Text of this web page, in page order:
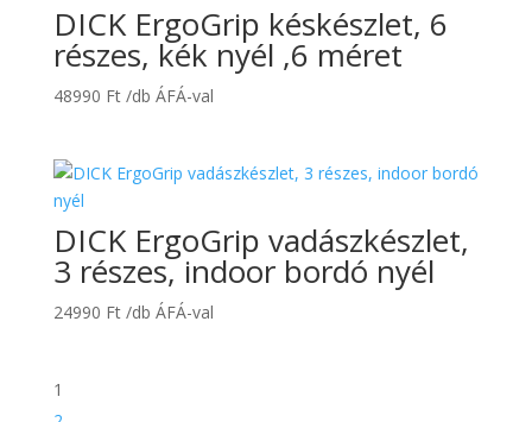
DICK ErgoGrip késkészlet, 6
részes, kék nyél ,6 méret
48990 Ft /db ÁFÁ-val
DICK ErgoGrip vadászkészlet,
3 részes, indoor bordó nyél
24990 Ft /db ÁFÁ-val
1